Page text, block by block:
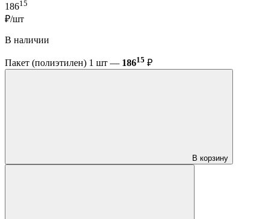
18615
₽/шт
В наличии
Пакет (полиэтилен) 1 шт — 18615 ₽
В корзину